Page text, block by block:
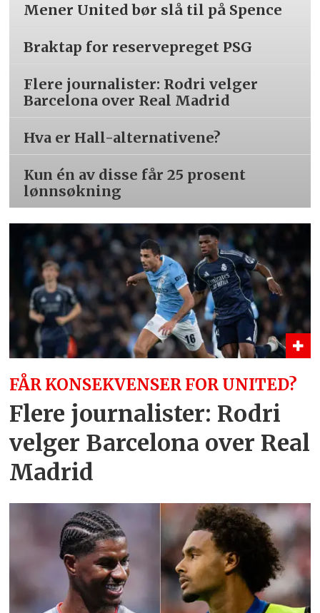
Mener United bør slå til på Spence
Braktap for reservepreget PSG
Flere journalister: Rodri velger
Barcelona over Real Madrid
Hva er Hall-alternativene?
Kun én av disse får 25 prosent
lønnsøkning
FÅR KONSEKVENSER FOR UNITED?
Flere journalister: Rodri
velger Barcelona over Real
Madrid